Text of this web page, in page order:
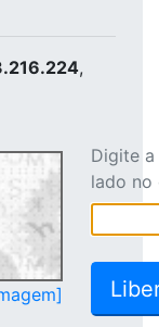
,
Digite
lado no